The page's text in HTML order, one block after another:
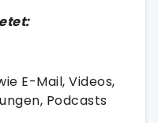
E-Mail, Videos,
Podcasts